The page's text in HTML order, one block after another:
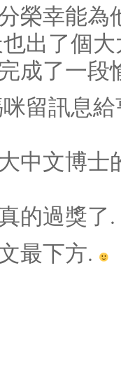
榮幸能為
出了個
成了一段
留訊息
中文博士
的過獎了
最下方.